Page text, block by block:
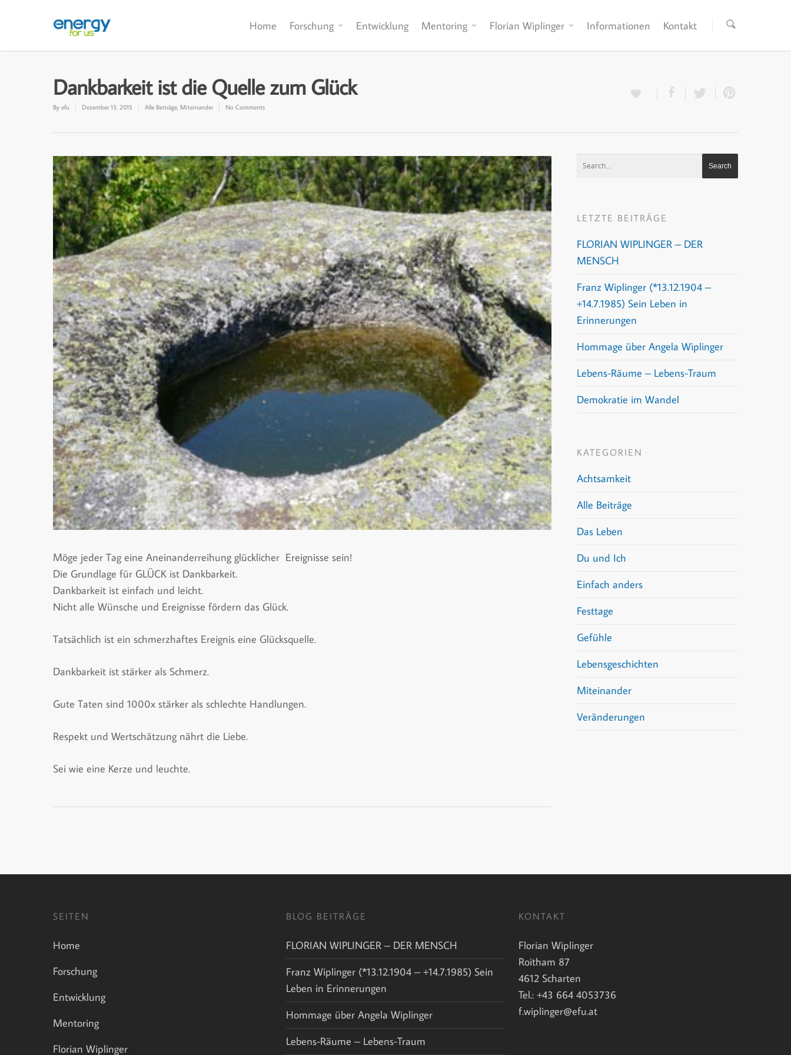
Home Forschung Entwicklung Mentoring Florian Wiplinger Informationen Kontakt
Dankbarkeit ist die Quelle zum Glück
By efu Dezember 13, 2015 Alle Beiträge, Miteinander No Comments
Möge jeder Tag eine Aneinanderreihung glücklicher Ereignisse sein!
Die Grundlage für GLÜCK ist Dankbarkeit.
Dankbarkeit ist einfach und leicht.
Nicht alle Wünsche und Ereignisse fördern das Glück.
Tatsächlich ist ein schmerzhaftes Ereignis eine Glücksquelle.
Dankbarkeit ist stärker als Schmerz.
Gute Taten sind 1000x stärker als schlechte Handlungen.
Respekt und Wertschätzung nährt die Liebe.
Sei wie eine Kerze und leuchte.
LETZTE BEITRÄGE
FLORIAN WIPLINGER – DER
MENSCH
Franz Wiplinger (*13.12.1904 –
+14.7.1985) Sein Leben in
Erinnerungen
Hommage über Angela Wiplinger
Lebens-Räume – Lebens-Traum
Demokratie im Wandel
KATEGORIEN
Achtsamkeit
Alle Beiträge
Das Leben
Du und Ich
Einfach anders
Festtage
Gefühle
Lebensgeschichten
Miteinander
Veränderungen
SEITEN
Home
Forschung
Entwicklung
Mentoring
Florian Wiplinger
BLOG BEITRÄGE
FLORIAN WIPLINGER – DER MENSCH
Franz Wiplinger (*13.12.1904 – +14.7.1985) Sein
Leben in Erinnerungen
Hommage über Angela Wiplinger
Lebens-Räume – Lebens-Traum
KONTAKT
Florian Wiplinger
Roitham 87
4612 Scharten
Tel.: +43 664 4053736
f.wiplinger@efu.at